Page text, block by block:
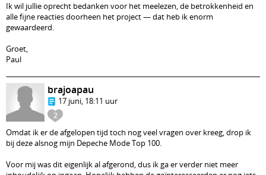
Ik wil jullie oprecht bedanken voor het meelezen, de betrokkenheid en
alle fijne reacties doorheen het project — dat heb ik enorm
gewaardeerd.
Groet,
Paul
2
brajoapau
17 juni, 18:11 uur
Omdat ik er de afgelopen tijd toch nog veel vragen over kreeg, drop ik
bij deze alsnog mijn Depeche Mode Top 100.
Voor mij was dit eigenlijk al afgerond, dus ik ga er verder niet meer